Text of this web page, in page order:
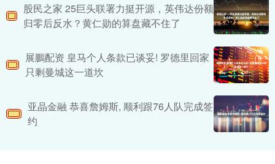
股民之家 25巨头联署力挺开源，英伟达份额
归零后反水？黄仁勋的算盘藏不住了
展鵬配资 皇马个人条款已谈妥! 罗德里回家
只剩曼城这一道坎
亚晶金融 恭喜詹姆斯, 顺利跟76人队完成签
约